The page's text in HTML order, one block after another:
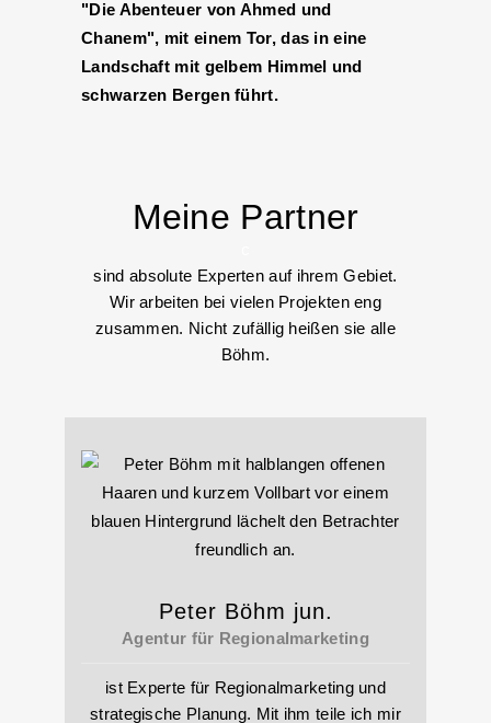
Meine Partner
sind absolute Experten auf ihrem Gebiet.
Wir arbeiten bei vielen Projekten eng
zusammen. Nicht zufällig heißen sie alle
Böhm.
Peter Böhm jun.
Agentur für Regionalmarketing
ist Experte für Regionalmarketing und
strategische Planung. Mit ihm teile ich mir